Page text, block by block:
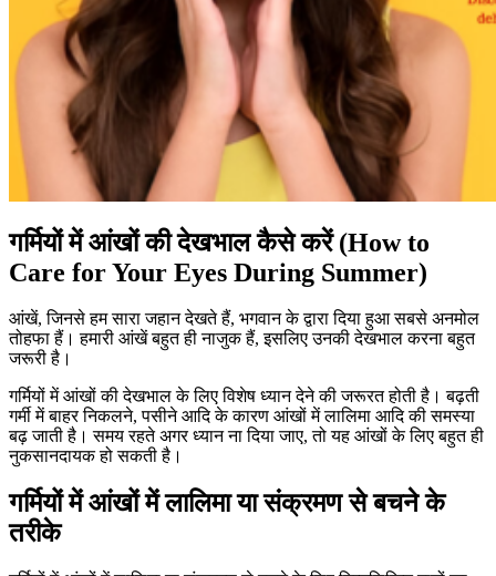
गर्मियों में आंखों की देखभाल कैसे करें (How to
Care for Your Eyes During Summer)
आंखें, जिनसे हम सारा जहान देखते हैं, भगवान के द्वारा दिया हुआ सबसे अनमोल
तोहफा हैं। हमारी आंखें बहुत ही नाजुक हैं, इसलिए उनकी देखभाल करना बहुत
जरूरी है।
गर्मियों में आंखों की देखभाल के लिए विशेष ध्यान देने की जरूरत होती है। बढ़ती
गर्मी में बाहर निकलने, पसीने आदि के कारण आंखों में लालिमा आदि की समस्या
बढ़ जाती है। समय रहते अगर ध्यान ना दिया जाए, तो यह आंखों के लिए बहुत ही
नुकसानदायक हो सकती है।
गर्मियों में आंखों में लालिमा या संक्रमण से बचने के
तरीके